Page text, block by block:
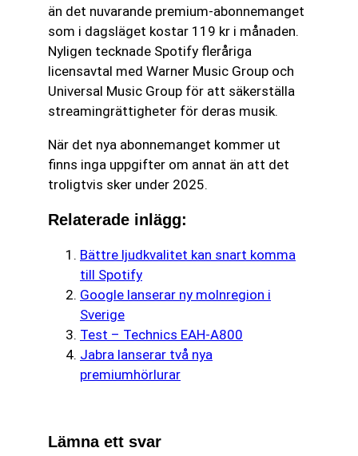
än det nuvarande premium-abonnemanget
som i dagsläget kostar 119 kr i månaden.
Nyligen tecknade Spotify fleråriga
licensavtal med Warner Music Group och
Universal Music Group för att säkerställa
streamingrättigheter för deras musik.
När det nya abonnemanget kommer ut
finns inga uppgifter om annat än att det
troligtvis sker under 2025.
Relaterade inlägg:
Bättre ljudkvalitet kan snart komma
till Spotify
Google lanserar ny molnregion i
Sverige
Test – Technics EAH-A800
Jabra lanserar två nya
premiumhörlurar
Lämna ett svar